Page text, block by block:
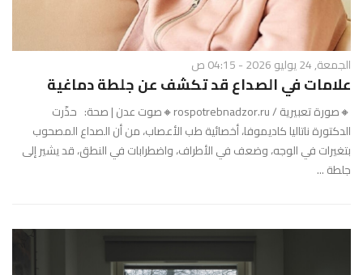
الجمعة, 24 يوليو 2026 - 04:15 ص
علامات في الصداع قد تكشف عن جلطة دماغية
🔸صورة تعبيرية / rospotrebnadzor.ru🔸صوت عدن | صحة: حذّرت
الدكتورة ناتاليا كاديموفا، أخصائية طب الأعصاب، من أن الصداع المصحوب
بتغيرات في الوجه، وضعف في الأطراف، واضطرابات في النطق، قد يشير إلى
جلطة ...